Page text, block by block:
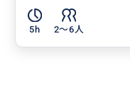
5h 2〜6人